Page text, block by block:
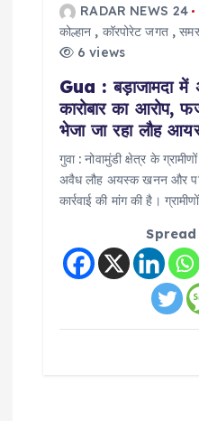
RADAR NEWS 24
कोल्हान , कॉरपोरेट जगत,
6 views
Gua : बड़ाजामदा
कारोबार का आरोप,
भेजा जा रहा लौह
गुवा : नोवामुंडी क्षेत्र के
अवैध लौह अयस्क खनन और
कार्रवाई की मांग की है।